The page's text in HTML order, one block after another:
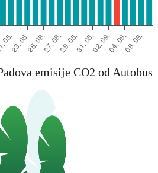
emisije CO2 od Autobus